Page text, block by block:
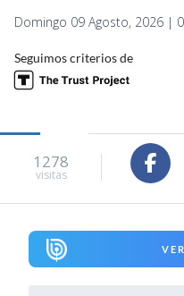
Domingo 09 Agosto, 2026 |
Seguimos criterios de
1278
visitas